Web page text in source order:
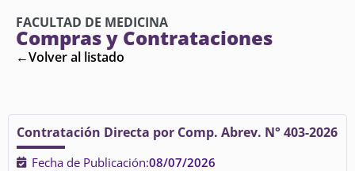
FACULTAD DE MEDICINA
Compras y Contrataciones
←Volver al listado
Contratación Directa por Comp. Abrev. N° 403-2026
Fecha de Publicación:08/07/2026